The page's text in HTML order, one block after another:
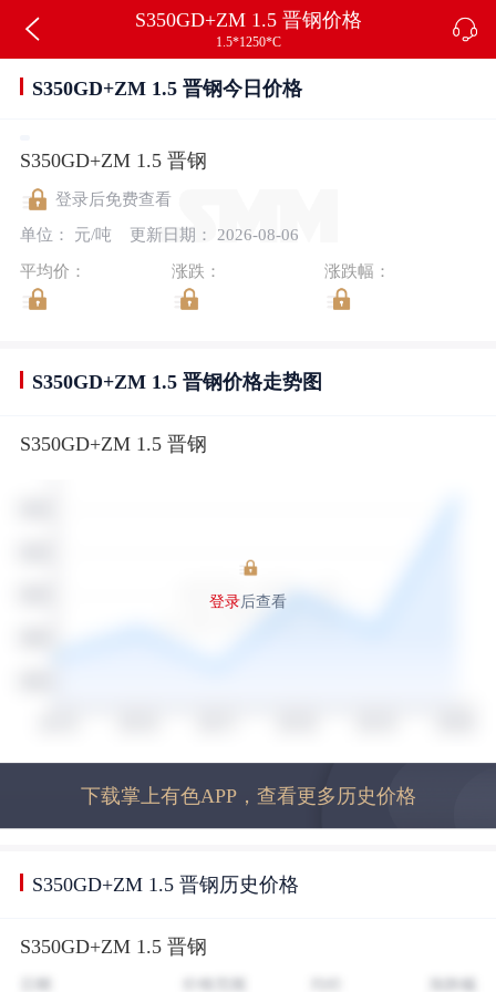
S350GD+ZM 1.5 晋钢价格
1.5*1250*C
S350GD+ZM 1.5 晋钢今日价格
S350GD+ZM 1.5 晋钢
登录后免费查看
单位： 元/吨
更新日期： 2026-08-06
平均价： 涨跌： 涨跌幅：
S350GD+ZM 1.5 晋钢价格走势图
S350GD+ZM 1.5 晋钢
登录后查看
下载掌上有色APP，查看更多历史价格
S350GD+ZM 1.5 晋钢历史价格
S350GD+ZM 1.5 晋钢